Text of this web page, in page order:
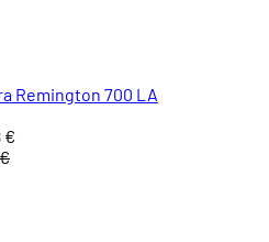
Remington 700 LA
€